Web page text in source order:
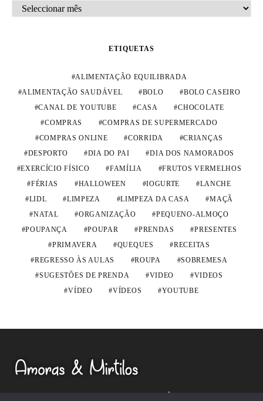
ARQUIVO
ETIQUETAS
ALIMENTAÇÃO EQUILIBRADA
ALIMENTAÇÃO SAUDÁVEL
BOLO
BOLO CASEIRO
CANAL DE YOUTUBE
CASA
CHOCOLATE
COMPRAS
COMPRAS DE SUPERMERCADO
COMPRAS ONLINE
CORRIDA
CRIANÇAS
DESPORTO
DIA DO PAI
DIA DOS NAMORADOS
EXERCÍCIO FÍSICO
FAMÍLIA
FRUTOS VERMELHOS
FÉRIAS
HALLOWEEN IOGURTE
LANCHE
LIDL
LIMPEZA LIMPEZA DA CASA
MAÇÃ
NATAL
ORGANIZAÇÃO
PEQUENO-ALMOÇO
POUPANÇA
POUPAR PRENDAS
PRESENTES
PRIMAVERA
QUEQUES
RECEITAS
REGRESSO ÀS AULAS
ROUPA
SOBREMESA
SUGESTÕES DE PRENDA
VIDEO
VIDEOS
VÍDEO
VÍDEOS YOUTUBE